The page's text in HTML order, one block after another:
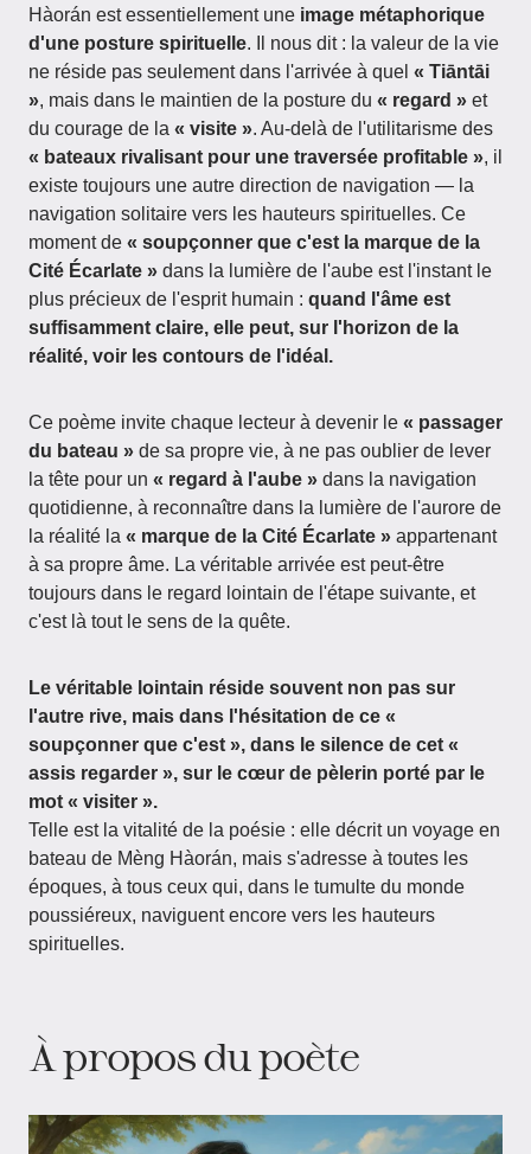
Hàorán est essentiellement une image métaphorique
d'une posture spirituelle. Il nous dit : la valeur de la vie
ne réside pas seulement dans l'arrivée à quel « Tiāntāi
», mais dans le maintien de la posture du « regard » et
du courage de la « visite ». Au-delà de l'utilitarisme des
« bateaux rivalisant pour une traversée profitable », il
existe toujours une autre direction de navigation — la
navigation solitaire vers les hauteurs spirituelles. Ce
moment de « soupçonner que c'est la marque de la
Cité Écarlate » dans la lumière de l'aube est l'instant le
plus précieux de l'esprit humain : quand l'âme est
suffisamment claire, elle peut, sur l'horizon de la
réalité, voir les contours de l'idéal.
Ce poème invite chaque lecteur à devenir le « passager
du bateau » de sa propre vie, à ne pas oublier de lever
la tête pour un « regard à l'aube » dans la navigation
quotidienne, à reconnaître dans la lumière de l'aurore de
la réalité la « marque de la Cité Écarlate » appartenant
à sa propre âme. La véritable arrivée est peut-être
toujours dans le regard lointain de l'étape suivante, et
c'est là tout le sens de la quête.
Le véritable lointain réside souvent non pas sur
l'autre rive, mais dans l'hésitation de ce «
soupçonner que c'est », dans le silence de cet «
assis regarder », sur le cœur de pèlerin porté par le
mot « visiter ».
Telle est la vitalité de la poésie : elle décrit un voyage en
bateau de Mèng Hàorán, mais s'adresse à toutes les
époques, à tous ceux qui, dans le tumulte du monde
poussiéreux, naviguent encore vers les hauteurs
spirituelles.
À propos du poète